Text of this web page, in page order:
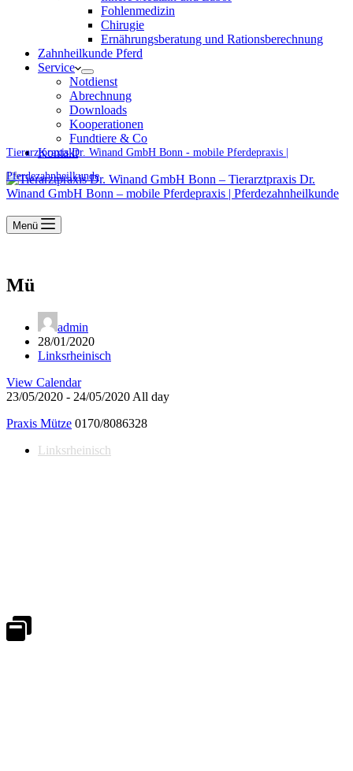
Fohlenmedizin
Chirugie
Ernährungsberatung und Rationsberechnung
Zahnheilkunde Pferd
Service
Notdienst
Abrechnung
Downloads
Kooperationen
Fundtiere & Co
Kontakt
Tierarztpraxis Dr. Winand GmbH Bonn - mobile Pferdepraxis |
Pferdezahnheilkunde
Menü
Mü
admin
28/01/2020
Linksrheinisch
View Calendar
23/05/2020 - 24/05/2020 All day
Praxis Mütze 0170/8086328
Linksrheinisch